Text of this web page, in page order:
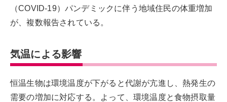
（COVID-19）パンデミックに伴う地域住民の体重増加
が、複数報告されている。
気温による影響
恒温生物は環境温度が下がると代謝が亢進し、熱発生の
需要の増加に対応する。よって、環境温度と食物摂取量